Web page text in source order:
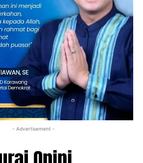
- Advertisement -